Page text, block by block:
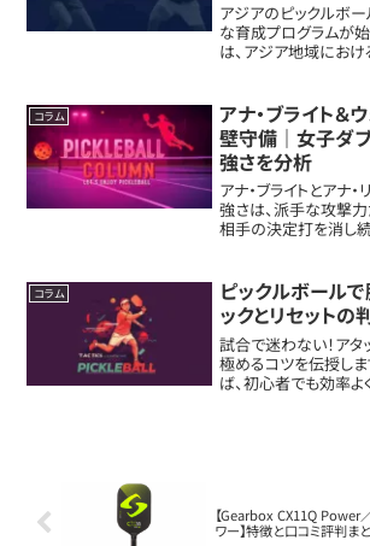
アジアのピックルボ
な育成プログラムが
は、アジア地域にお
プログラム」 を発表...
コラム
アナ・ブライト＆
壁守備｜女子ダ
強さを分析
アナ・ブライトとアナ
強さは、派手な攻撃
相手の決定打を消し
ズが倒しにくい理由ア
リ...
コラム
ピックルボール
ックとリセットの
試合で迷わない！アタ
極めるコツを伝授しま
ば、初心者でも効率よ
【Gearbox CX11Q Power
ワー】特徴と口コミ評判ま